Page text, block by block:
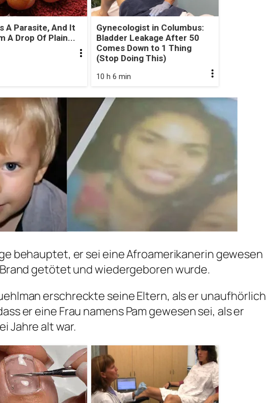
A Parasite, And It
A Drop Of Plain...
Gynecologist in Columbus:
Bladder Leakage After 50
Comes Down to 1 Thing
(Stop Doing This)
10 h 6 min
behauptet, er sei eine Afroamerikanerin gewesen
getötet und wiedergeboren wurde.
erschreckte seine Eltern, als er unaufhörlich
er eine Frau namens Pam gewesen sei, als er
Jahre alt war.